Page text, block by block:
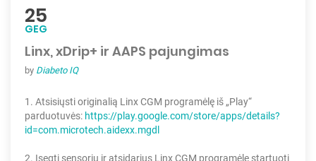
25
GEG
Linx, xDrip+ ir AAPS pajungimas
by Diabeto IQ
1. Atsisiųsti originalią Linx CGM programėlę iš „Play“
parduotuvės: https://play.google.com/store/apps/details?
id=com.microtech.aidexx.mgdl
2. Įsegti sensorių ir atsidarius Linx CGM programėlę startuoti